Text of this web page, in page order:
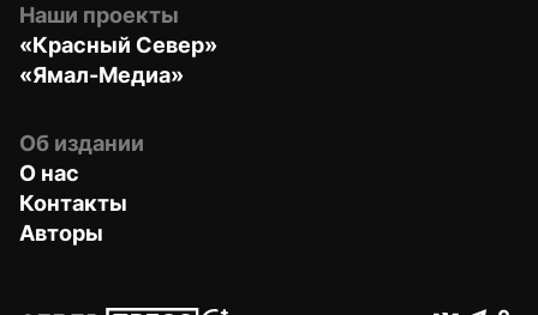
Наши проекты
«Красный Север»
«Ямал-Медиа»
Об издании
О нас
Контакты
Авторы